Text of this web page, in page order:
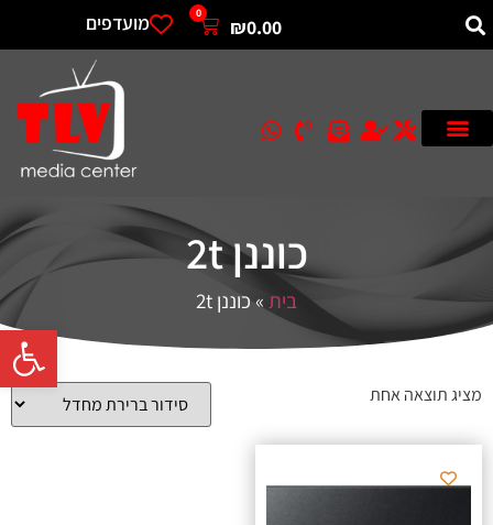
פתח
₪0.00
0 מועדפים
כוננן 2t
בית»כוננן 2t
מציג תוצאה אחת